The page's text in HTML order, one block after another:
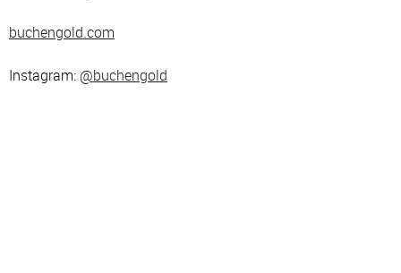
buchengold.com
Instagram: @buchengold